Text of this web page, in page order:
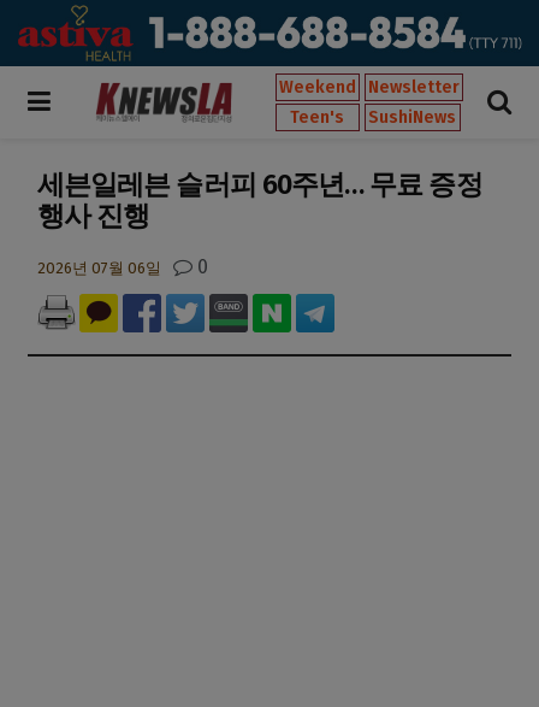
Weekend
Newsletter
Teen's
SushiNews
세븐일레븐 슬러피 60주년… 무료 증정
행사 진행
2026년 07월 06일 0